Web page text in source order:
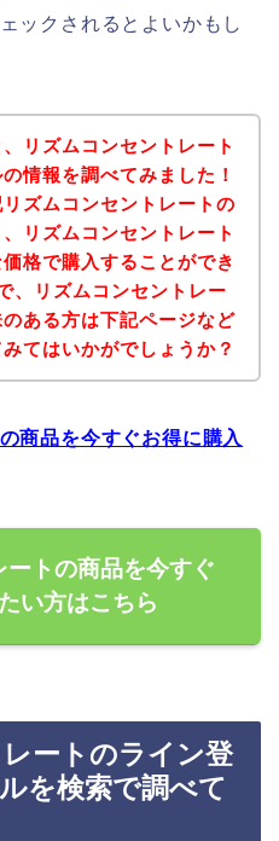
ックされるとよいかもし
リズムコンセントレート
情報を調べてみました！
ズムコンセントレートの
リズムコンセントレート
格で購入することができ
、リズムコンセントレー
のある方は下記ページなど
てはいかがでしょうか？
商品を今すぐお得に購入
ートの商品を今すぐ
い方はこちら
ートのライン登
を検索で調べて